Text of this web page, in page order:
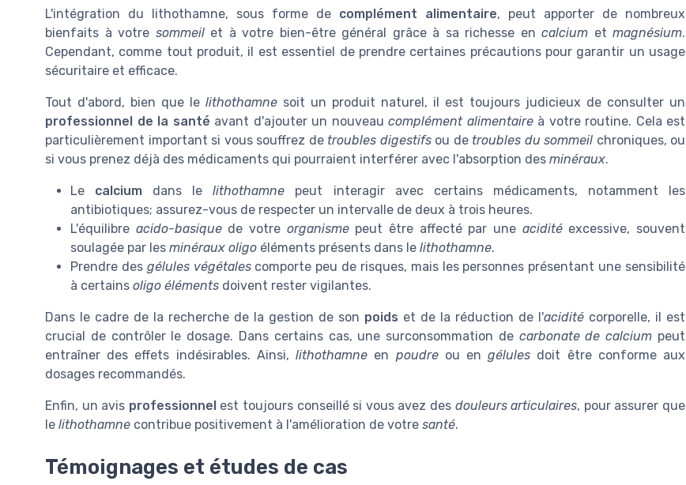
L'intégration du lithothamne, sous forme de complément alimentaire, peut apporter de nombreux
bienfaits à votre sommeilet à votre bien-être général grâce à sa richesse en calcium et magnésium.
Cependant, comme tout produit, il est essentiel de prendre certaines précautions pour garantir un usage
sécuritaire et efficace.
Tout d'abord, bien que le lithothamne soit un produit naturel, il est toujours judicieux de consulter un
professionnel de la santé avant d'ajouter un nouveau complément alimentaireà votre routine. Cela est
particulièrement important si vous souffrez de troubles digestifsou de troubles du sommeil chroniques, ou
si vous prenez déjà des médicaments qui pourraient interférer avec l'absorption des minéraux.
Le calcium dans lelithothamne peut interagir avec certains médicaments, notamment les
antibiotiques; assurez-vous de respecter un intervalle de deux à trois heures.
L'équilibre acido-basiquede votre organismepeut être affecté par une aciditéexcessive, souvent
soulagée par les minéraux oligo éléments présents dans le lithothamne.
Prendre des gélules végétalescomporte peu de risques, mais les personnes présentant une sensibilité
à certains oligo éléments doivent rester vigilantes.
Dans le cadre de la recherche de la gestion de son poids et de la réduction de l'acidité corporelle, il est
crucial de contrôler le dosage. Dans certains cas, une surconsommation de carbonate de calcium peut
entraîner des effets indésirables. Ainsi,lithothamne en poudreou engélules doit être conforme aux
dosages recommandés.
Enfin, un avis professionnelest toujours conseillé si vous avez des douleurs articulaires, pour assurer que
le lithothamne contribue positivement à l'amélioration de votre santé.
Témoignages et études de cas